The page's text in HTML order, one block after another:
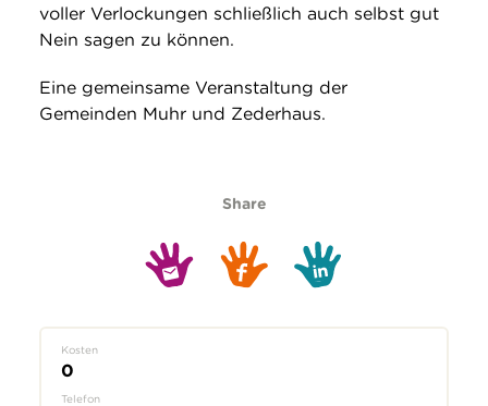
voller Verlockungen schließlich auch selbst gut
Nein sagen zu können.
Eine gemeinsame Veranstaltung der
Gemeinden Muhr und Zederhaus.
Share
Kosten
0
Telefon